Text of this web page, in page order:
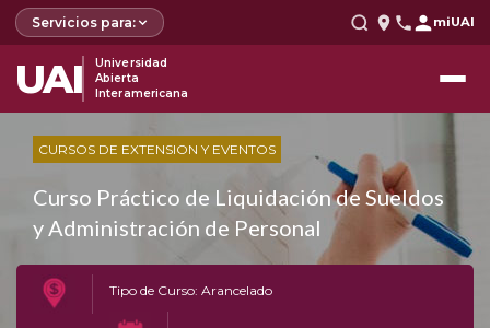
Servicios para: miUAI
UAI
Universidad
Abierta
Interamericana
CURSOS DE EXTENSION Y EVENTOS
Curso Práctico de Liquidación de Sueldos
y Administración de Personal
Tipo de Curso: Arancelado